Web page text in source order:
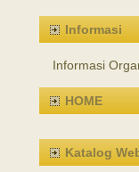
Informasi
Informasi
HOME
Katalog